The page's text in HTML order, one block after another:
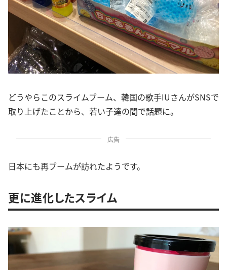
どうやらこのスライムブーム、韓国の歌手IUさんがSNSで
取り上げたことから、若い子達の間で話題に。
広告
日本にも再ブームが訪れたようです。
更に進化したスライム